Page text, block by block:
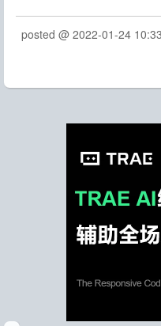
posted @ 2022-01-24 10:33